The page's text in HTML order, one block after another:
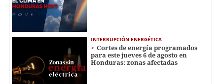
INTERRUPCIÓN ENERGÉTICA
Cortes de energía programados
para este jueves 6 de agosto en
Honduras: zonas afectadas